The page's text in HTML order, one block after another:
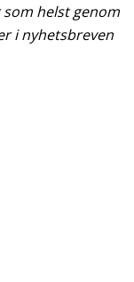
helst genom
i nyhetsbreven